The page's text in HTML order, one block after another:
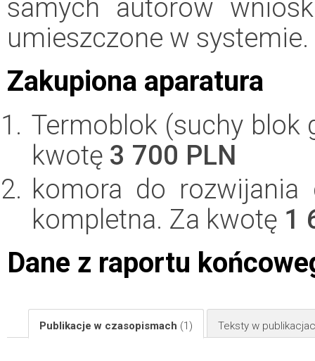
samych autorów
umieszczone w systemie.
Zakupiona aparatura
Termoblok (suchy blok
kwotę 3 700 PLN
komora do rozwijania
kompletna. Za kwotę 1
Dane z raportu
Publikacje w czasopismach (1) Teksty w